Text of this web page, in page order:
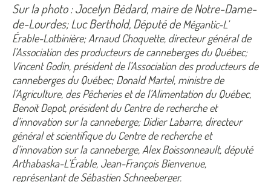
Sur la photo : Jocelyn Bédard, maire de Notre-Dame-
de-Lourdes; Luc Berthold, Député deMégantic-L’
Érable-Lotbinière; Arnaud Choquette, directeur général de
l’Association des producteurs de canneberges du Québec;
Vincent Godin, président de l’Association des producteurs de
canneberges du Québec; Donald Martel, ministre de
l’Agriculture, des Pêcheries et de l’Alimentation du Québec,
Benoit Depot, président du Centre de recherche et
d’innovation sur la canneberge; Didier Labarre, directeur
général et scientifique du Centre de recherche et
d’innovation sur la canneberge, Alex Boissonneault, député
Arthabaska-L’Érable, Jean-François Bienvenue,
représentant de Sébastien Schneeberger.